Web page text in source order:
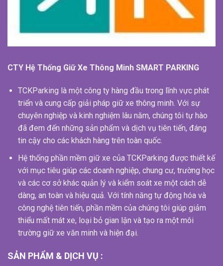
CTY Hệ Thống Giữ Xe Thông Minh SMART PARKING
TCKParking là một công ty hàng đầu trong lĩnh vực phát
triển và cung cấp giải pháp giữ xe thông minh. Với sự
chuyên nghiệp và kinh nghiệm lâu năm, chúng tôi tự hào
đã đem đến những sản phẩm và dịch vụ tiên tiến, đáng
tin cậy cho các khách hàng trên toàn quốc.
Hệ thống phần mềm giữ xe của TCKParking được thiết kế
với mục tiêu giúp các doanh nghiệp, chung cư, trường học
và các cơ sở khác quản lý và kiểm soát xe một cách dễ
dàng, an toàn và hiệu quả. Với tính năng tự động hóa và
công nghệ tiên tiến, phần mềm của chúng tôi giúp giảm
thiểu mất mát xe, loại bỏ gian lận và tạo ra một môi
trường giữ xe văn minh và hiện đại.
SẢN PHẨM & DỊCH VỤ :